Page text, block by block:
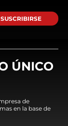
SUSCRIBIRSE
ÚNICO
de
en la base de